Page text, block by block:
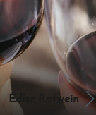
Edler Rotwein